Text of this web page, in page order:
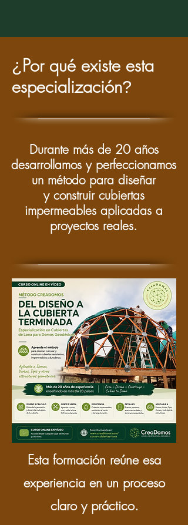
¿ Por qué existe esta
especialización?
Durante más de 20 años
desarrollamos y perfeccionamos
un método para diseñar
y construir cubiertas
impermeables aplicadas a
proyectos reales.
Esta formación reúne esa
experiencia en un proceso
claro y práctico.